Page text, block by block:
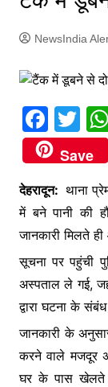
NewsIndia
F
a
c
e
b
o
o
k
T
w
itt
er
Save
देहरादून: थाना
में बने पानी की
जानकारी मिलते
सूचना पर पहुंची
अस्पताल ले गई,
द्वारा घटना के
जानकारी के
करने वाले मजदूर
घर के पास खेलते